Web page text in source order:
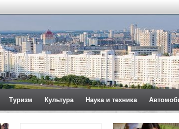
Туризм Культура Наука и техника